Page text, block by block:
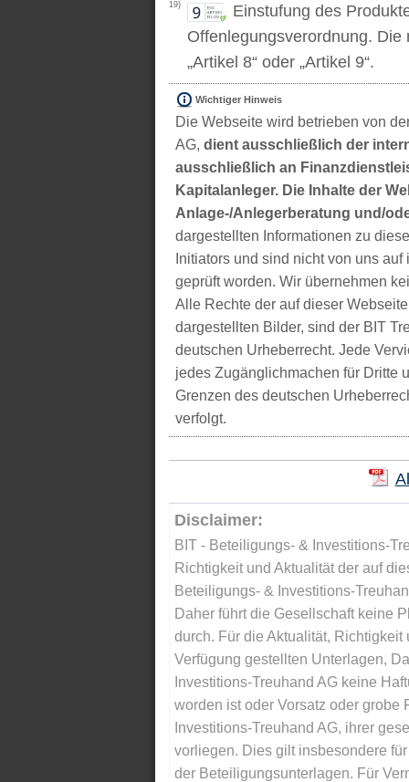
19)
Einstufung des
Offenlegungsverordnung. Die
„Artikel 8“ oder „Artikel 9“.
Wichtiger Hinweis
Die Webseite wird betrieben von
AG, dient ausschließlich der
ausschließlich an
Kapitalanleger. Die Inhalte der
Anlage-/Anlegerberatung und/
dargestellten Informationen zu
Initiators und sind nicht von uns
geprüft worden. Wir übernehmen
Alle Rechte der auf dieser
dargestellten Bilder, sind der BIT
deutschen Urheberrecht. Jede
jedes Zugänglichmachen für Dritte
Grenzen des deutschen
verfolgt.
Disclaimer:
BIT - Beteiligungs- & Investitions-
Richtigkeit und Aktualität der auf
Beteiligungs- & Investitions-
Daher führt die Gesellschaft keine
durch. Für die Aktualität,
Verfügung gestellten Unterlagen,
Investitions-Treuhand AG keine
worden ist oder Vorsatz oder
Investitions-Treuhand AG, ihrer
vorliegen. Dies gilt insbesondere
der Beteiligungsunterlagen. Für